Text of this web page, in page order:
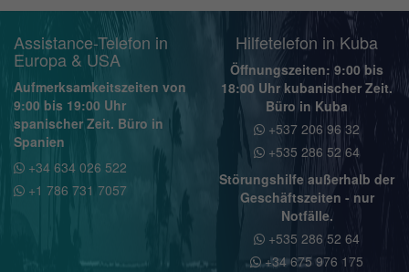
Assistance-Telefon in
Europa & USA
Aufmerksamkeitszeiten von
9:00 bis 19:00 Uhr
spanischer Zeit. Büro in
Spanien
+34 634 026 522
+1 786 731 7057
Hilfetelefon in Kuba
Öffnungszeiten: 9:00 bis
18:00 Uhr kubanischer Zeit.
Büro in Kuba
+537 206 96 32
+535 286 52 64
Störungshilfe außerhalb der
Geschäftszeiten - nur
Notfälle.
+535 286 52 64
+34 675 976 175